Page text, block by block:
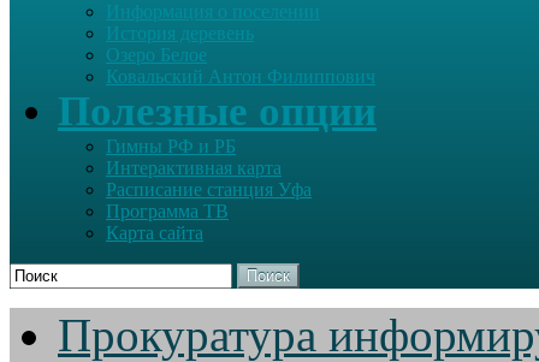
Информация о поселении
История деревень
Озеро Белое
Ковальский Антон Филиппович
Полезные опции
Гимны РФ и РБ
Интерактивная карта
Расписание станция Уфа
Программа ТВ
Карта сайта
Поиск
Прокуратура